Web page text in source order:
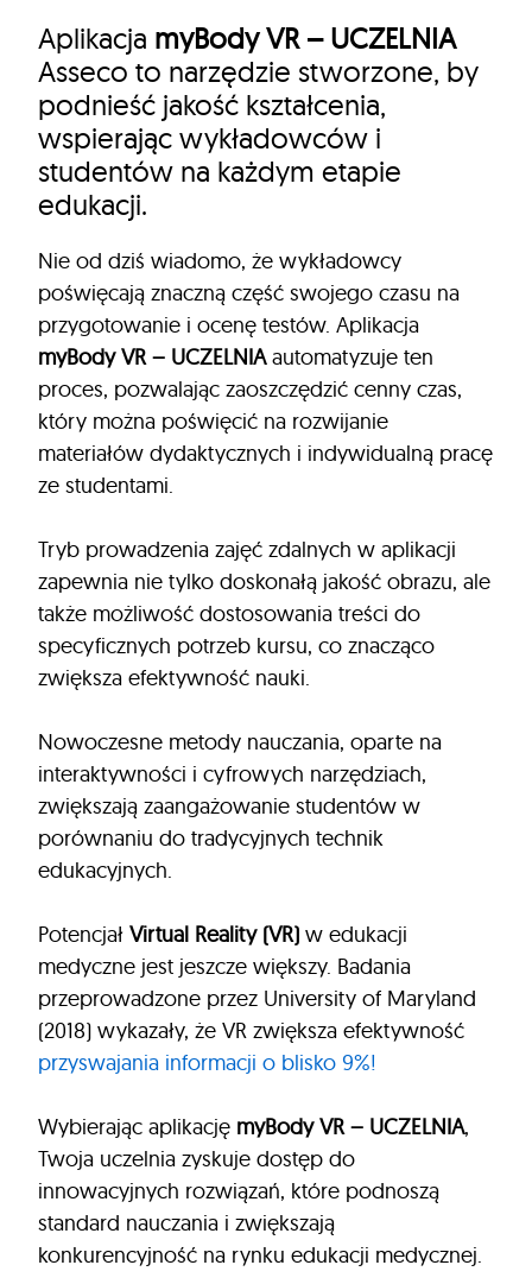
Aplikacja myBody VR – UCZELNIA
Asseco to narzędzie stworzone, by
podnieść jakość kształcenia,
wspierając wykładowców i
studentów na każdym etapie
edukacji.
Nie od dziś wiadomo, że wykładowcy
poświęcają znaczną część swojego czasu na
przygotowanie i ocenę testów. Aplikacja
myBody VR – UCZELNIAautomatyzuje ten
proces, pozwalając zaoszczędzić cenny czas,
który można poświęcić na rozwijanie
materiałów dydaktycznych i indywidualną pracę
ze studentami.
Tryb prowadzenia zajęć zdalnych w aplikacji
zapewnia nie tylko doskonałą jakość obrazu, ale
także możliwość dostosowania treści do
specyficznych potrzeb kursu, co znacząco
zwiększa efektywność nauki.
Nowoczesne metody nauczania, oparte na
interaktywności i cyfrowych narzędziach,
zwiększają zaangażowanie studentów w
porównaniu do tradycyjnych technik
edukacyjnych.
Potencjał Virtual Reality (VR) w edukacji
medyczne jest jeszcze większy. Badania
przeprowadzone przez University of Maryland
(2018) wykazały, że VR zwiększa efektywność
przyswajania informacji o blisko 9%!
Wybierając aplikację myBody VR – UCZELNIA,
Twoja uczelnia zyskuje dostęp do
innowacyjnych rozwiązań, które podnoszą
standard nauczania i zwiększają
konkurencyjność na rynku edukacji medycznej.